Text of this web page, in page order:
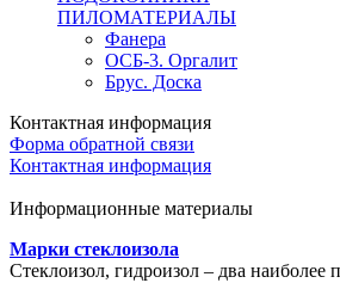
ПИЛОМАТЕРИАЛЫ
Фанера
ОСБ-3. Оргалит
Брус. Доска
Контактная информация
Форма обратной связи
Контактная информация
Информационные материалы
Марки стеклоизола
Стеклоизол, гидроизол – два